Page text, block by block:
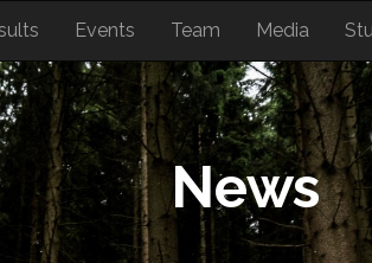
Events Team Media
News